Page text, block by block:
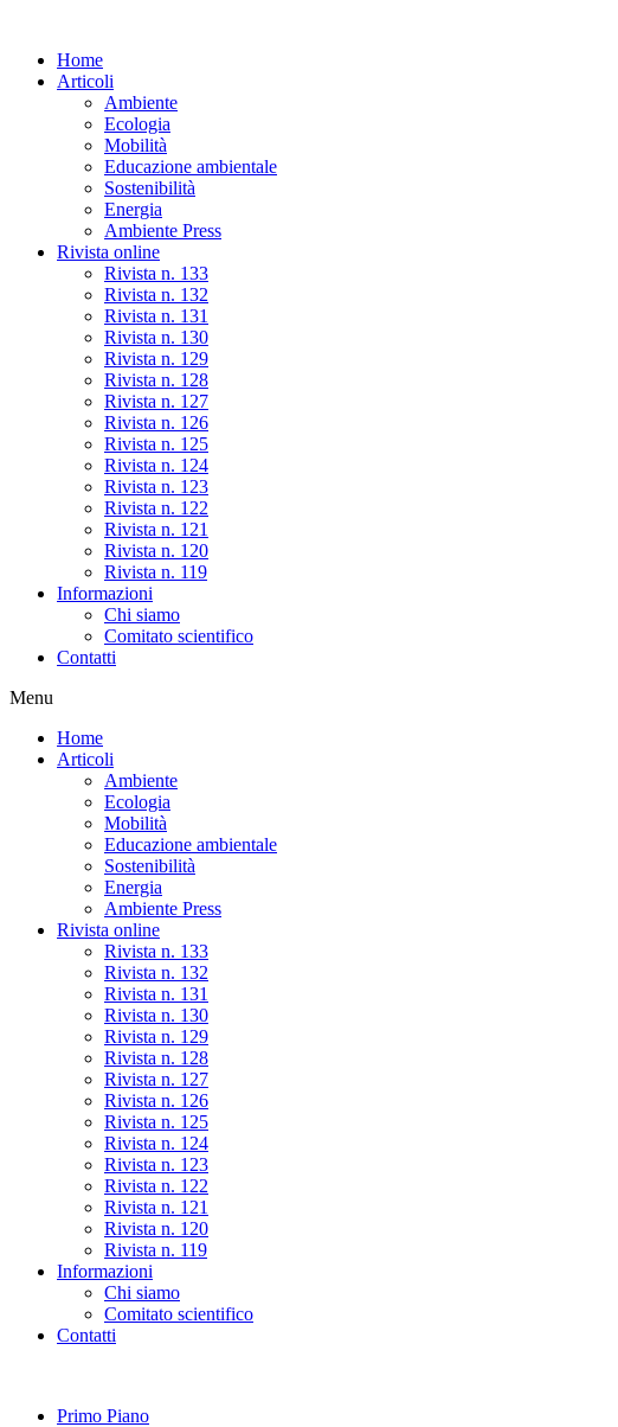
content
Home
Articoli
Ambiente
Ecologia
Mobilità
Educazione ambientale
Sostenibilità
Energia
Ambiente Press
Rivista online
Rivista n. 133
Rivista n. 132
Rivista n. 131
Rivista n. 130
Rivista n. 129
Rivista n. 128
Rivista n. 127
Rivista n. 126
Rivista n. 125
Rivista n. 124
Rivista n. 123
Rivista n. 122
Rivista n. 121
Rivista n. 120
Rivista n. 119
Informazioni
Chi siamo
Comitato scientifico
Contatti
Menu
Home
Articoli
Ambiente
Ecologia
Mobilità
Educazione ambientale
Sostenibilità
Energia
Ambiente Press
Rivista online
Rivista n. 133
Rivista n. 132
Rivista n. 131
Rivista n. 130
Rivista n. 129
Rivista n. 128
Rivista n. 127
Rivista n. 126
Rivista n. 125
Rivista n. 124
Rivista n. 123
Rivista n. 122
Rivista n. 121
Rivista n. 120
Rivista n. 119
Informazioni
Chi siamo
Comitato scientifico
Contatti
Primo Piano